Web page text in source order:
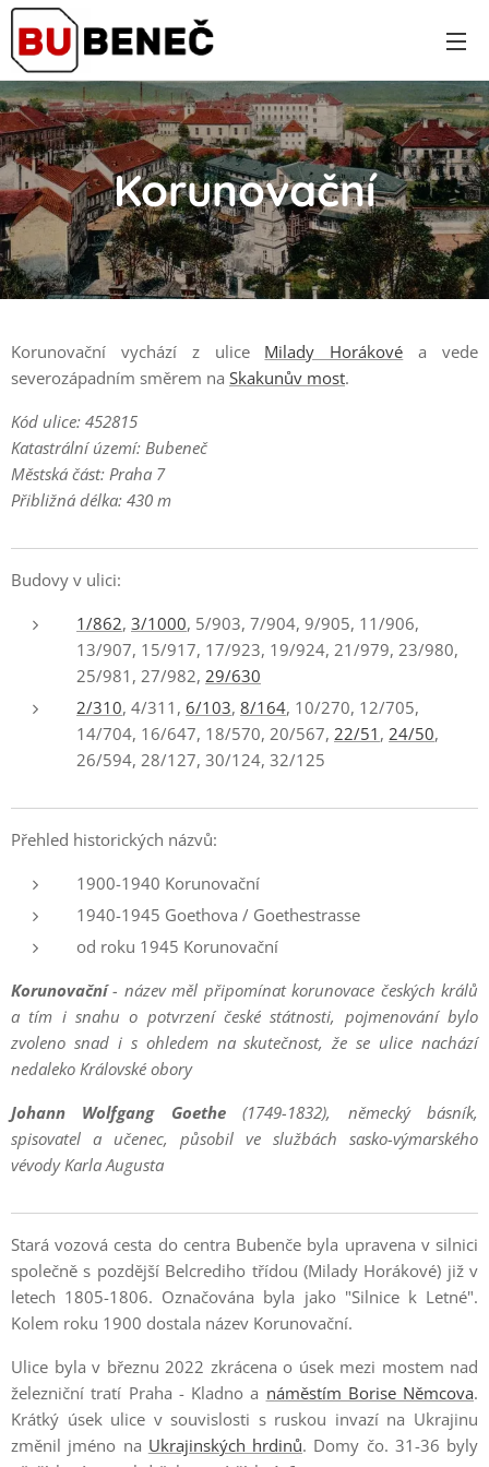
Korunovační
Korunovační vychází z ulice Milady Horákové a vede
severozápadním směrem na Skakunův most.
Kód ulice: 452815
Katastrální území: Bubeneč
Městská část: Praha 7
Přibližná délka: 430 m
Budovy v ulici:
1/862, 3/1000, 5/903, 7/904, 9/905, 11/906,
13/907, 15/917, 17/923, 19/924, 21/979, 23/980,
25/981, 27/982, 29/630
2/310, 4/311, 6/103, 8/164, 10/270, 12/705,
14/704, 16/647, 18/570, 20/567, 22/51 , 24/50,
26/594, 28/127, 30/124, 32/125
Přehled historických názvů:
1900-1940 Korunovační
1940-1945 Goethova / Goethestrasse
od roku 1945 Korunovační
Korunovační- název měl připomínat korunovace českých králů
a tím i snahu o potvrzení české státnosti, pojmenování bylo
zvoleno snad i s ohledem na skutečnost, že se ulice nachází
nedaleko Královské obory
Johann Wolfgang Goethe(1749-1832), německý básník,
spisovatel a učenec, působil ve službách sasko-výmarského
vévody Karla Augusta
Stará vozová cesta do centra Bubenče byla upravena v silnici
společně s pozdější Belcrediho třídou (Milady Horákové) již v
letech 1805-1806. Označována byla jako "Silnice k Letné".
Kolem roku 1900 dostala název Korunovační.
Ulice byla v březnu 2022 zkrácena o úsek mezi mostem nad
železniční tratí Praha - Kladno a náměstím Borise Němcova.
Krátký úsek ulice v souvislosti s ruskou invazí na Ukrajinu
změnil jméno na Ukrajinských hrdinů. Domy čo. 31-36 byly